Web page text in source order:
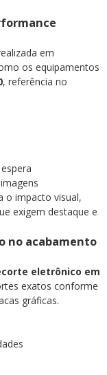
em
os equipamentos
, referência no
o impacto visual,
exigem destaque e
no acabamento
eletrônico em
exatos conforme
gráficas.